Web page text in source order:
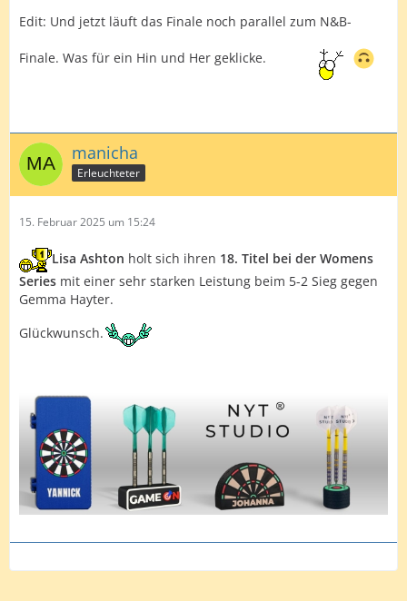
Edit: Und jetzt läuft das Finale noch parallel zum N&B-
Finale. Was für ein Hin und Her geklicke.
manicha
Erleuchteter
15. Februar 2025 um 15:24
Lisa Ashton holt sich ihren 18. Titel bei der Womens
Series mit einer sehr starken Leistung beim 5-2 Sieg gegen
Gemma Hayter.
Glückwunsch.